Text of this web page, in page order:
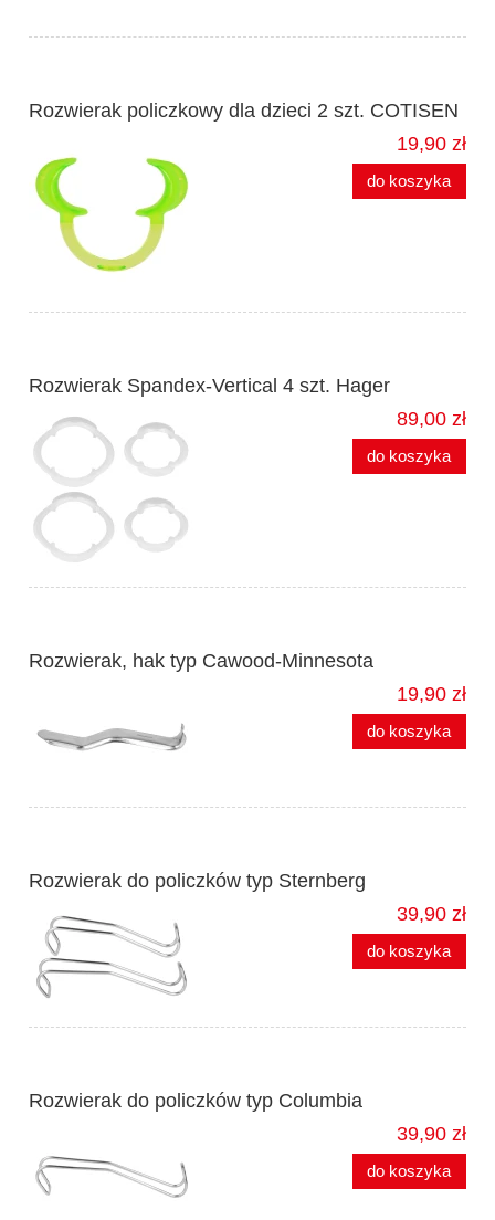
Rozwierak policzkowy dla dzieci 2 szt. COTISEN
19,90 zł
do koszyka
Rozwierak Spandex-Vertical 4 szt. Hager
89,00 zł
do koszyka
Rozwierak, hak typ Cawood-Minnesota
19,90 zł
do koszyka
Rozwierak do policzków typ Sternberg
39,90 zł
do koszyka
Rozwierak do policzków typ Columbia
39,90 zł
do koszyka